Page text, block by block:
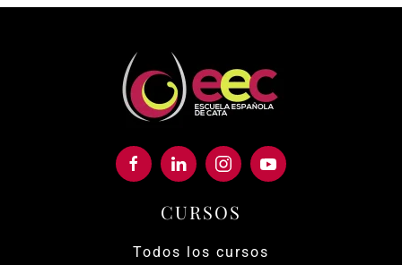
CURSOS
Todos los cursos